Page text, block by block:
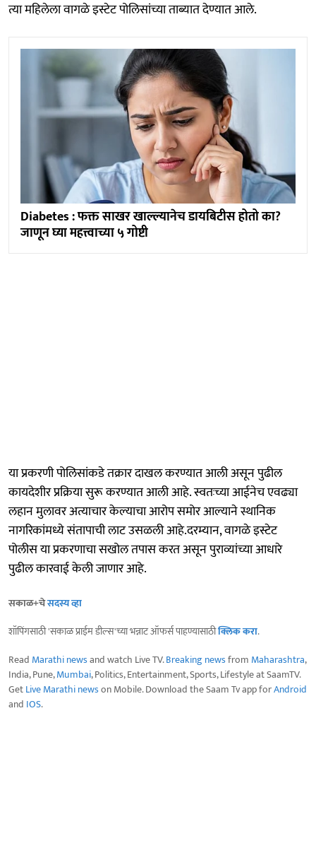
त्या महिलेला वागळे इस्टेट पोलिसांच्या ताब्यात देण्यात आले.
Diabetes : फक्त साखर खाल्ल्यानेच डायबिटीस होतो का?
जाणून घ्या महत्त्वाच्या ५ गोष्टी
या प्रकरणी पोलिसांकडे तक्रार दाखल करण्यात आली असून पुढील
कायदेशीर प्रक्रिया सुरू करण्यात आली आहे. स्वतःच्या आईनेच एवढ्या
लहान मुलावर अत्याचार केल्याचा आरोप समोर आल्याने स्थानिक
नागरिकांमध्ये संतापाची लाट उसळली आहे.दरम्यान, वागळे इस्टेट
पोलीस या प्रकरणाचा सखोल तपास करत असून पुराव्यांच्या आधारे
पुढील कारवाई केली जाणार आहे.
सकाळ+चेसदस्य व्हा
शॉपिंगसाठी 'सकाळ प्राईम डील्स'च्या भन्नाट ऑफर्स पाहण्यासाठीक्लिक करा.
Read Marathi newsand watch Live TV.Breaking newsfrom Maharashtra,
India, Pune,Mumbai, Politics, Entertainment, Sports, Lifestyle at SaamTV.
GetLive Marathi newson Mobile. Download the Saam Tv app forAndroid
and IOS.